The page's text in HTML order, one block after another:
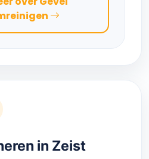
in Zeist